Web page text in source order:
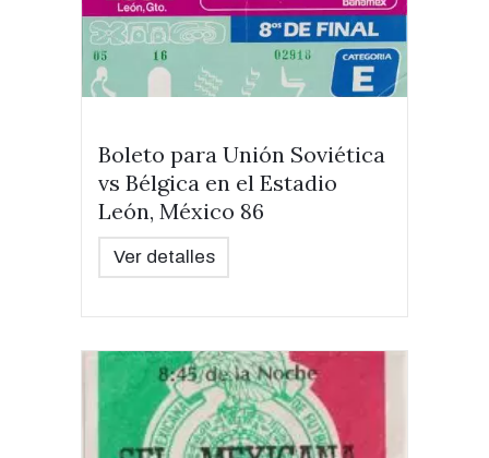
Boleto para Unión Soviética
vs Bélgica en el Estadio
León, México 86
Ver detalles